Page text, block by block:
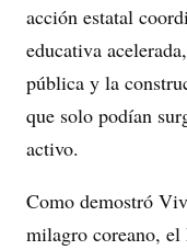
acción estatal
educativa
pública y la
que solo podían
activo.
Como demostró
milagro coreano,